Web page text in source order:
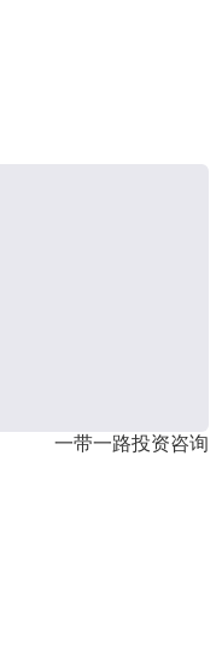
一带一路投资咨询